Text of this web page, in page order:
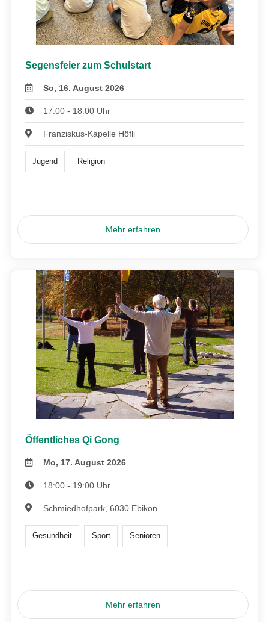
Segensfeier zum Schulstart
So, 16. August 2026
17:00 - 18:00 Uhr
Franziskus-Kapelle Höfli
Jugend Religion
Mehr erfahren
Öffentliches Qi Gong
Mo, 17. August 2026
18:00 - 19:00 Uhr
Schmiedhofpark, 6030 Ebikon
Gesundheit Sport Senioren
Mehr erfahren